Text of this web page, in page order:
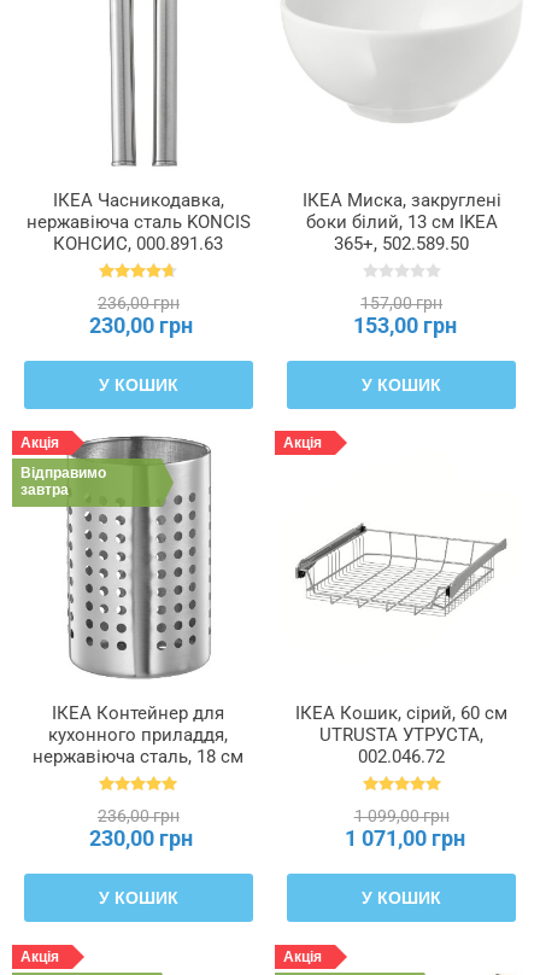
ІКЕА Часникодавка,
нержавіюча сталь KONCIS
КОНСИС, 000.891.63
236,00 грн
230,00 грн
У КОШИК
ІКЕА Миска, закруглені
боки білий, 13 см IKEA
365+, 502.589.50
157,00 грн
153,00 грн
У КОШИК
Акція
Відправимо
завтра
ІКЕА Контейнер для
кухонного приладдя,
нержавіюча сталь, 18 см
ORDNING ОРДНИНГ,
236,00 грн
230,00 грн
У КОШИК
Акція
ІКЕА Кошик, сірий, 60 см
UTRUSTA УТРУСТА,
002.046.72
1 099,00 грн
1 071,00 грн
У КОШИК
Акція Акція